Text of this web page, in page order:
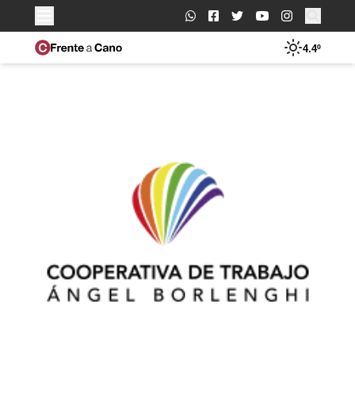
Buscar:
4.4º